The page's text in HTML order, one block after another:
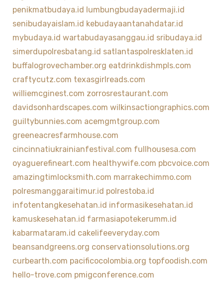
penikmatbudaya.id lumbungbudayadermaji.id
senibudayaislam.id kebudayaantanahdatar.id
mybudaya.id wartabudayasanggau.id sribudaya.id
simerdupolresbatang.id satlantaspolresklaten.id
buffalogrovechamber.org eatdrinkdishmpls.com
craftycutz.com texasgirlreads.com
williemcginest.com zorrosrestaurant.com
davidsonhardscapes.com wilkinsactiongraphics.com
guiltybunnies.com acemgmtgroup.com
greeneacresfarmhouse.com
cincinnatiukrainianfestival.com fullhousesa.com
oyaguerefineart.com healthywife.com pbcvoice.com
amazingtimlocksmith.com marrakechimmo.com
polresmanggaraitimur.id polrestoba.id
infotentangkesehatan.id informasikesehatan.id
kamuskesehatan.id farmasiapotekerumm.id
kabarmataram.id cakelifeeveryday.com
beansandgreens.org conservationsolutions.org
curbearth.com pacificocolombia.org topfoodish.com
hello-trove.com pmigconference.com